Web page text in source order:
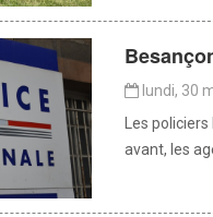
lundi, 30
Les
avant, les